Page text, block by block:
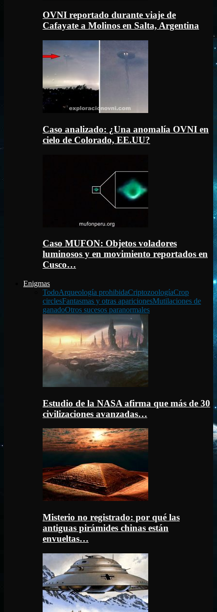
OVNI reportado durante viaje de
Cafayate a Molinos en Salta, Argentina
Caso analizado: ¿Una anomalía OVNI en
cielo de Colorado, EE.UU?
Caso MUFON: Objetos voladores
luminosos y en movimiento reportados en
Cusco…
Enigmas
TodoArqueología prohibidaCriptozoologíaCrop
circlesFantasmas y otras aparicionesMutilaciones de
ganadoOtros sucesos paranormales
Estudio de la NASA afirma que más de 30
civilizaciones avanzadas…
Misterio no registrado: por qué las
antiguas pirámides chinas están
envueltas…